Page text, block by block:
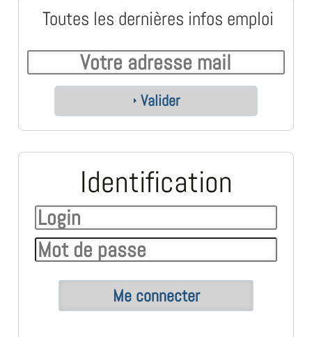
Toutes les dernières infos emploi
Valider
Identification